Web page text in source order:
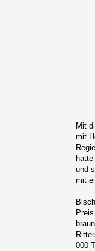
Mit
mit
und
mit
000